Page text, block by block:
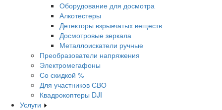
Оборудование для досмотра
Алкотестеры
Детекторы взрывчатых веществ
Досмотровые зеркала
Металлоискатели ручные
Преобразователи напряжения
Электромегафоны
Со скидкой %
Для участников СВО
Квадрокоптеры DJI
Услуги